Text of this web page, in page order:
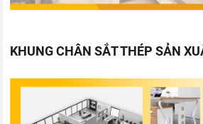
KHUNG CHÂN SẮT THÉP SẢN